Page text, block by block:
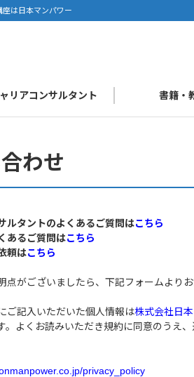
は日本マンパワー
リアコンサルタント 書籍・
わせ
ルタントのよくあるご質問はこちら
あるご質問はこちら
頼はこちら
点がございましたら、下記フォームよりお
ご記入いただいた個人情報は株式会社日
。よくお読みいただき規約に同意のうえ、
privacy_policy